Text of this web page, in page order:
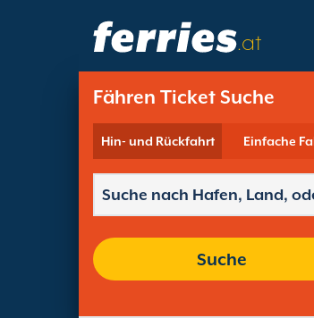
.at
Fähren Ticket Suche
Hin- und Rückfahrt Einfache
Suche